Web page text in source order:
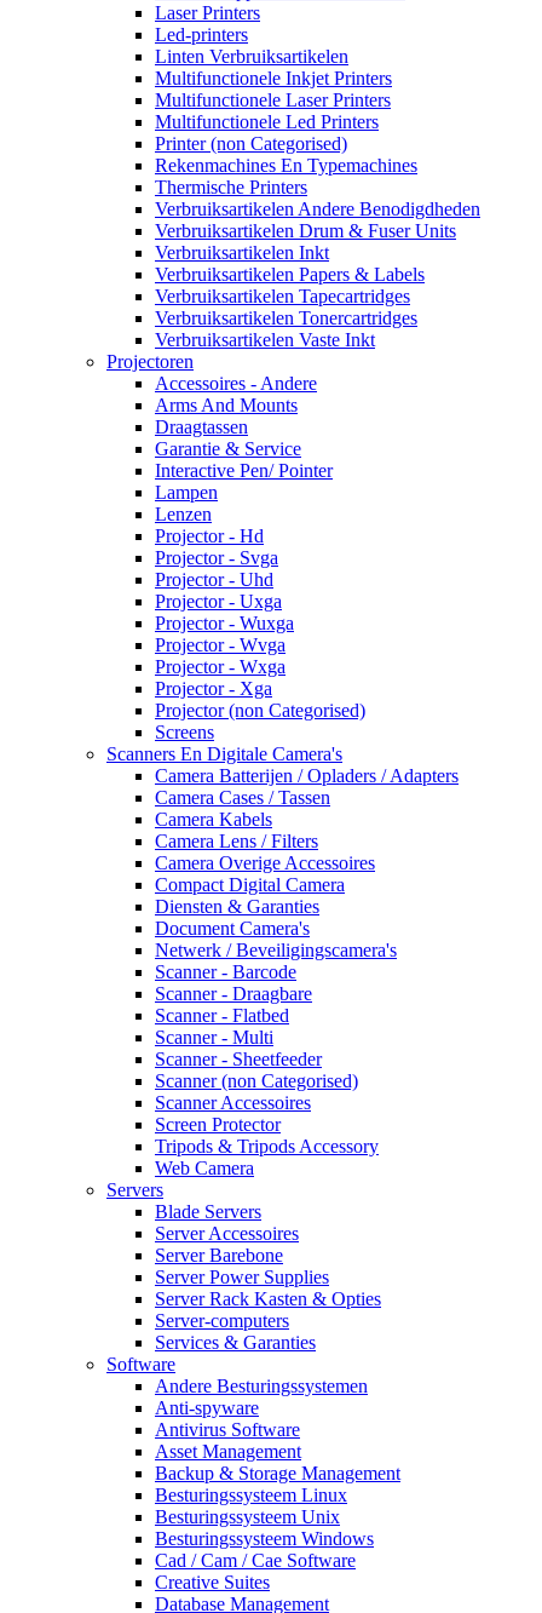
Laser Printers
Led-printers
Linten Verbruiksartikelen
Multifunctionele Inkjet Printers
Multifunctionele Laser Printers
Multifunctionele Led Printers
Printer (non Categorised)
Rekenmachines En Typemachines
Thermische Printers
Verbruiksartikelen Andere Benodigdheden
Verbruiksartikelen Drum & Fuser Units
Verbruiksartikelen Inkt
Verbruiksartikelen Papers & Labels
Verbruiksartikelen Tapecartridges
Verbruiksartikelen Tonercartridges
Verbruiksartikelen Vaste Inkt
Projectoren
Accessoires - Andere
Arms And Mounts
Draagtassen
Garantie & Service
Interactive Pen/ Pointer
Lampen
Lenzen
Projector - Hd
Projector - Svga
Projector - Uhd
Projector - Uxga
Projector - Wuxga
Projector - Wvga
Projector - Wxga
Projector - Xga
Projector (non Categorised)
Screens
Scanners En Digitale Camera's
Camera Batterijen / Opladers / Adapters
Camera Cases / Tassen
Camera Kabels
Camera Lens / Filters
Camera Overige Accessoires
Compact Digital Camera
Diensten & Garanties
Document Camera's
Netwerk / Beveiligingscamera's
Scanner - Barcode
Scanner - Draagbare
Scanner - Flatbed
Scanner - Multi
Scanner - Sheetfeeder
Scanner (non Categorised)
Scanner Accessoires
Screen Protector
Tripods & Tripods Accessory
Web Camera
Servers
Blade Servers
Server Accessoires
Server Barebone
Server Power Supplies
Server Rack Kasten & Opties
Server-computers
Services & Garanties
Software
Andere Besturingssystemen
Anti-spyware
Antivirus Software
Asset Management
Backup & Storage Management
Besturingssysteem Linux
Besturingssysteem Unix
Besturingssysteem Windows
Cad / Cam / Cae Software
Creative Suites
Database Management